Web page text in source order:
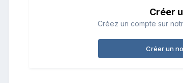
Créer
Créez un compte sur
Créer un